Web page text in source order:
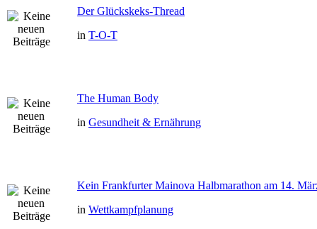
Der Glückskeks-Thread
in T-O-T
The Human Body
in Gesundheit & Ernährung
Kein Frankfurter Mainova Halbmarathon am 14.
in Wettkampfplanung